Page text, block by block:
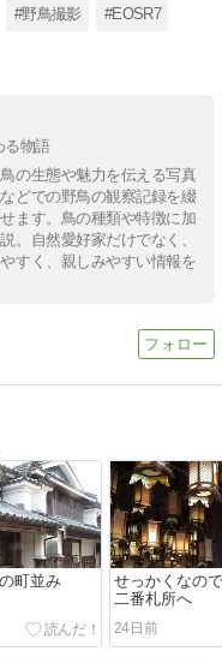
#野鳥撮影 #EOSR7
る物語
の生態や魅力を伝える写真
どでの野鳥の観察記録を綴
ます。鳥の種類や特徴に加
。自然愛好家だけでなく、
すく、親しみやすい情報を
町並み
せっかくなの
二番札所へ
24日前